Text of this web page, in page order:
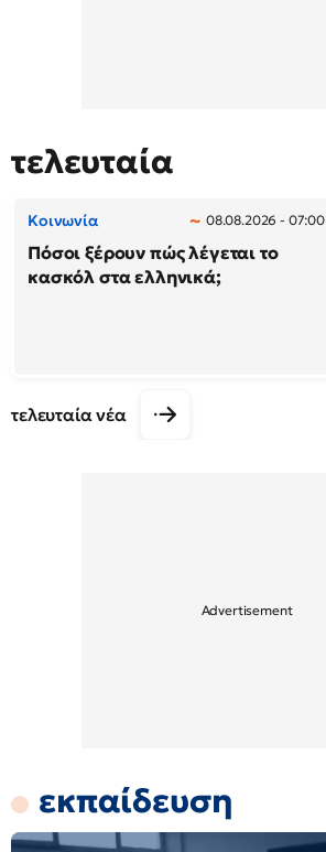
τελευταία
Κοινωνία 08.08.2026 - 07:00
Πόσοι ξέρουν πώς λέγεται το
κασκόλ στα ελληνικά;
τελευταία νέα
εκπαίδευση